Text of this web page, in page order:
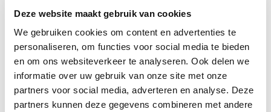
Deze website maakt gebruik van cookies
We gebruiken cookies om content en advertenties te
personaliseren, om functies voor social media te bieden
en om ons websiteverkeer te analyseren. Ook delen we
informatie over uw gebruik van onze site met onze
partners voor social media, adverteren en analyse. Deze
partners kunnen deze gegevens combineren met andere
In mei 2023 is deze driejaarlijkse systeemaudit bij
Mansveld Inspectie uitgevoerd door Bureau Veritas.
De audit is met positief resultaat afgerond. Dit houdt
in dathet certificaatverlengd is.
Mansveld is sinds 2014 in het bezit van deze